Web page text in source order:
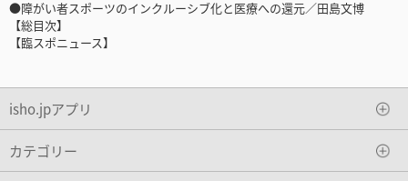
●障がい者スポーツのインクルーシブ化と医療への還元／田島文博
【総目次】
【臨スポニュース】
isho.jpアプリ
カテゴリー